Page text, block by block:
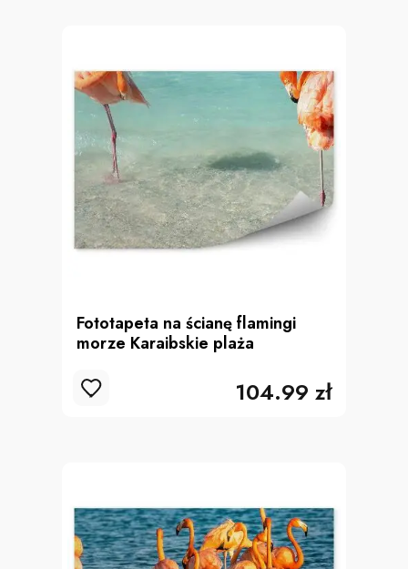
Fototapeta na ścianę flamingi
morze Karaibskie plaża
104.99 zł